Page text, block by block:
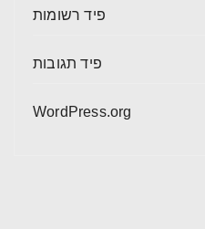
פיד רשומות
פיד תגובות
WordPress.org